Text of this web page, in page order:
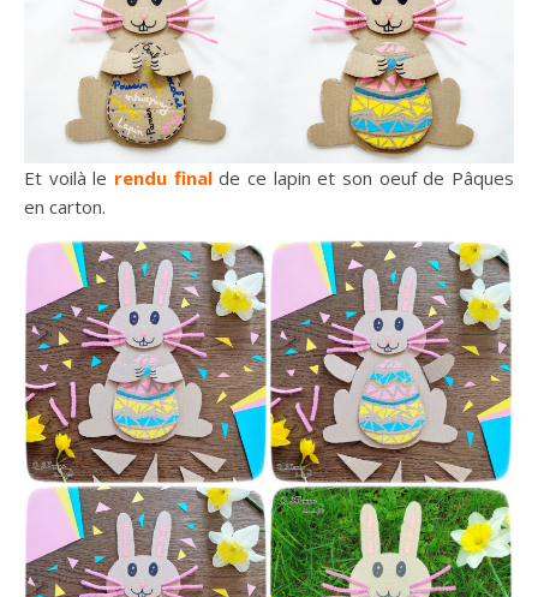
Et voilà le rendu finalde ce lapin et son oeuf de Pâques
en carton.